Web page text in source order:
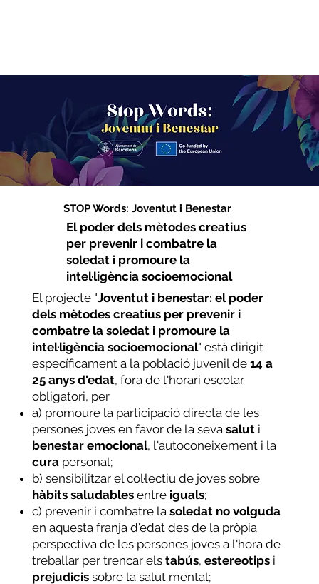
STOP Words: Joventut i Benestar
El poder dels mètodes creatius
per prevenir i combatre la
soledat i promoure la
intel·ligència socioemocional
El projecte "Joventut i benestar: el poder
dels mètodes creatius per prevenir i
combatre la soledat i promoure la
intel·ligència socioemocional" està dirigit
específicament a la població juvenil de14 a
25 anys d'edat, fora de l'horari escolar
obligatori, per
a) promoure la participació directa de les
persones joves en favor de la seva saluti
benestar emocional, l'autoconeixement i la
curapersonal;
b) sensibilitzar el col·lectiu de joves sobre
hàbits saludablesentre iguals;
c) prevenir i combatre la soledat no volguda
en aquesta franja d'edat des de la pròpia
perspectiva de les persones joves a l'hora de
treballar per trencar els tabús, estereotipsi
prejudicissobre la salut mental;